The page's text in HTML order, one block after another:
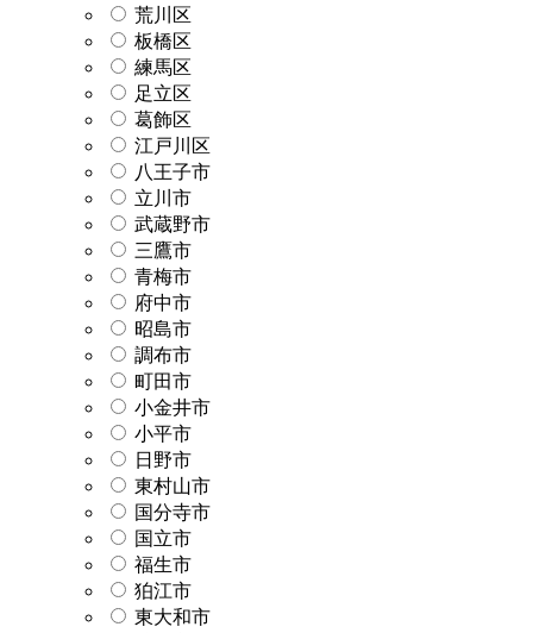
荒川区
板橋区
練馬区
足立区
葛飾区
江戸川区
八王子市
立川市
武蔵野市
三鷹市
青梅市
府中市
昭島市
調布市
町田市
小金井市
小平市
日野市
東村山市
国分寺市
国立市
福生市
狛江市
東大和市